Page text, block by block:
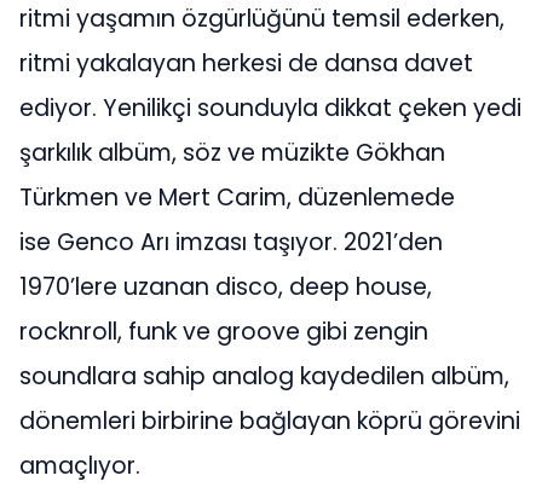
ritmi yaşamın özgürlüğünü temsil ederken,
ritmi yakalayan herkesi de dansa davet
ediyor. Yenilikçi sounduyla dikkat çeken yedi
şarkılık albüm, söz ve müzikte Gökhan
Türkmen ve Mert Carim, düzenlemede
ise Genco Arı imzası taşıyor. 2021’den
1970’lere uzanan disco, deep house,
rocknroll, funk ve groove gibi zengin
soundlara sahip analog kaydedilen albüm,
dönemleri birbirine bağlayan köprü görevini
amaçlıyor.